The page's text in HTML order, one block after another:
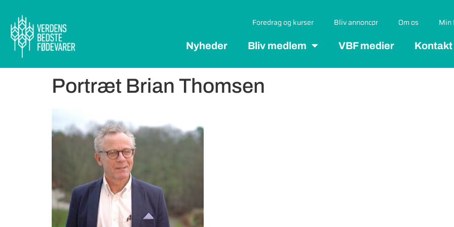
Foredrag og kurser Bliv annoncør Om os Min
Nyheder Bliv medlem VBF medier Kontakt
Portræt Brian Thomsen